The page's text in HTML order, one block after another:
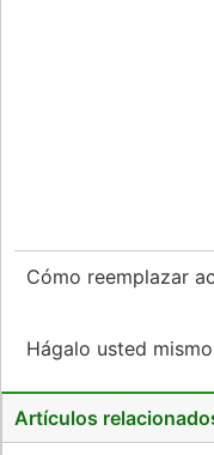
Cómo reemplazar
Hágalo usted
Artículos